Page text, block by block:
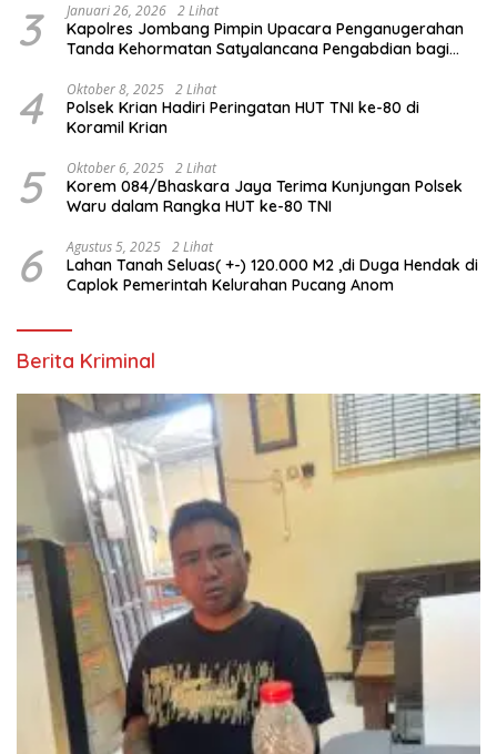
3 Januari 26, 2026 2 Lihat
Kapolres Jombang Pimpin Upacara Penganugerahan
Tanda Kehormatan Satyalancana Pengabdian bagi
4 Oktober 8, 2025 2 Lihat
Polsek Krian Hadiri Peringatan HUT TNI ke-80 di
Koramil Krian
5 Oktober 6, 2025 2 Lihat
Korem 084/Bhaskara Jaya Terima Kunjungan Polsek
6 Agustus 5, 2025 2 Lihat
Lahan Tanah Seluas( +-) 120.000 M2 ,di Duga Hendak di
Caplok Pemerintah Kelurahan Pucang Anom
Berita Kriminal